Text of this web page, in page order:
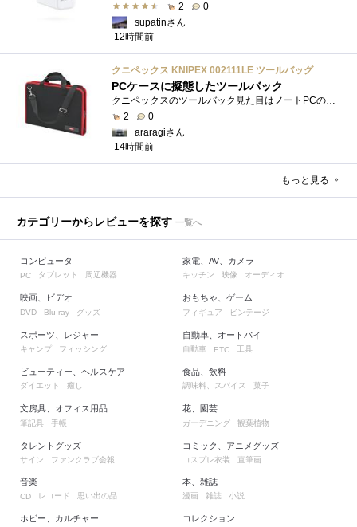
2
0
supatinさん
12時間前
クニペックス KNIPEX 002111LE ツールバッグ
PCケースに擬態したツールバック
クニペックスのツールバック見た目はノートPCのバックみたい。中には工具を入れるポケットや工具を固定するゴムバンドが付いています。
2
0
araragiさん
14時間前
もっと見る
カテゴリーからレビューを探す 一覧へ
コンピュータ
PC タブレット 周辺機器
映画、ビデオ
DVD Blu-ray グッズ
スポーツ、レジャー
キャンプ フィッシング
ビューティー、ヘルスケア
ダイエット 癒し
文房具、オフィス用品
筆記具 手帳
タレントグッズ
サイン ファンクラブ会報
家電、AV、カメラ
キッチン 映像 オーディオ
おもちゃ、ゲーム
フィギュア ビンテージ
自動車、オートバイ
自動車 ETC 工具
食品、飲料
調味料、スパイス 菓子
花、園芸
ガーデニング 観葉植物
コミック、アニメグッズ
コスプレ衣装 直筆画
音楽
CD レコード 思い出の品
ホビー、カルチャー
本、雑誌
漫画 雑誌 小説
コレクション